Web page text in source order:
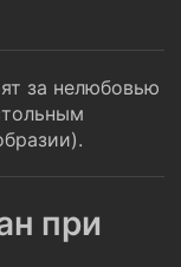
за нелюбовью
при